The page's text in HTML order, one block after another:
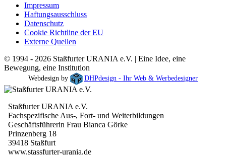
Impressum
Haftungsausschluss
Datenschutz
Cookie Richtline der EU
Externe Quellen
© 1994 - 2026 Staßfurter URANIA e.V. | Eine Idee, eine
Bewegung, eine Institution
Webdesign by DHPdesign - Ihr Web & Werbedesigner
Staßfurter URANIA e.V.
Fachspezifische Aus-, Fort- und Weiterbildungen
Geschäftsführerin Frau Bianca Görke
Prinzenberg 18
39418 Staßfurt
www.stassfurter-urania.de